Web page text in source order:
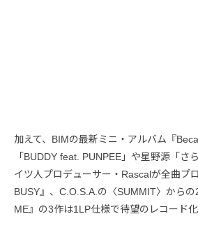
加えて、BIMの最新ミニ・アルバム『
「BUDDY feat. PUNPEE」や星野源「さ
イツ人プロデューサー・Rascalが全曲プ
BUSY』、C.O.S.A.の〈SUMMIT〉から
ME』の3作は1LP仕様で待望のレコード化